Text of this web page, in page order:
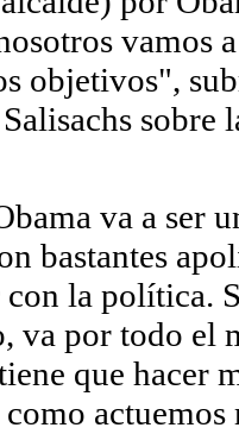
vamos
objetivos",
sobre
va a ser
bastantes
la política.
va por todo el
que hacer